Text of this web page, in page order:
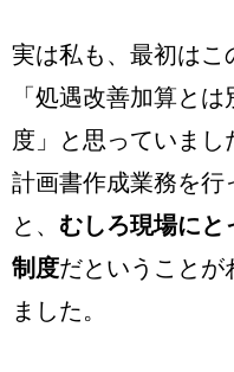
実は私も、最初はこ
「処遇改善加算とは
度」と思っていまし
計画書作成業務を行
と、 むしろ現場にと
制度だということが
ました。